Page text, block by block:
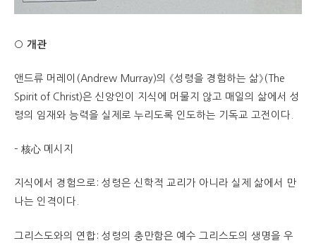
○ 개관
앤드류 머레이(Andrew Murray)의 《성령을 경험하는 삶》(The
Spirit of Christ)은 신앙인이 지식에 머물지 않고 매일의 삶에서 성
령의 임재와 능력을 실제로 누리도록 인도하는 기독교 고전이다.
– 核心 메시지
지식에서 경험으로: 성령은 신학적 교리가 아니라 실제 삶에서 만
나는 인격이다.
그리스도와의 연합: 성령의 충만함은 예수 그리스도의 생명을 우